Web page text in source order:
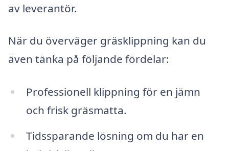
av leverantör.
När du överväger gräsklippning kan du
även tänka på följande fördelar:
Professionell klippning för en jämn
och frisk gräsmatta.
Tidssparande lösning om du har en